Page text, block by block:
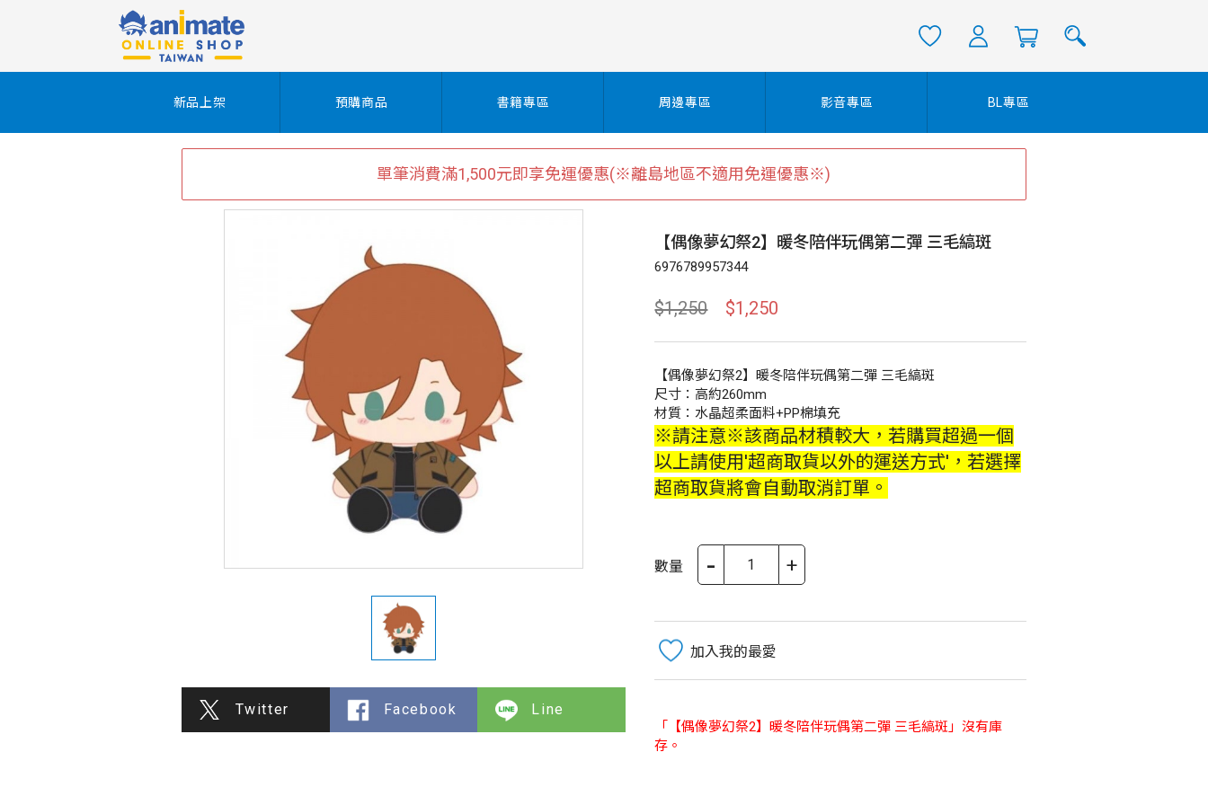
新品上架 預購商品 書籍專區 周邊專區 影音專區 BL專區
單筆消費滿1,500元即享免運優惠(※離島地區不適用免運優惠※)
Twitter Facebook Line
【偶像夢幻祭2】暖冬陪伴玩偶第二彈 三毛縞斑
6976789957344
$1,250 $1,250
【偶像夢幻祭2】暖冬陪伴玩偶第二彈 三毛縞斑
尺寸：高約260mm
材質：水晶超柔面料+PP棉填充
※請注意※該商品材積較大，若購買超過一個
以上請使用'超商取貨以外的運送方式'，若選擇
超商取貨將會自動取消訂單。
數量 - +
加入我的最愛
「【偶像夢幻祭2】暖冬陪伴玩偶第二彈 三毛縞斑」沒有庫
存。